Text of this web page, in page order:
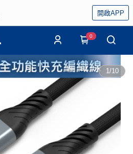
開啟APP
0
1/10